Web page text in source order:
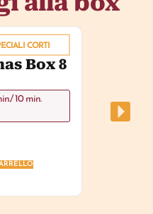
CORTI
Box 8
10 min.